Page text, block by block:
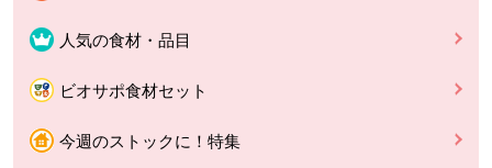
人気の食材・品目
ビオサポ食材セット
今週のストックに！特集